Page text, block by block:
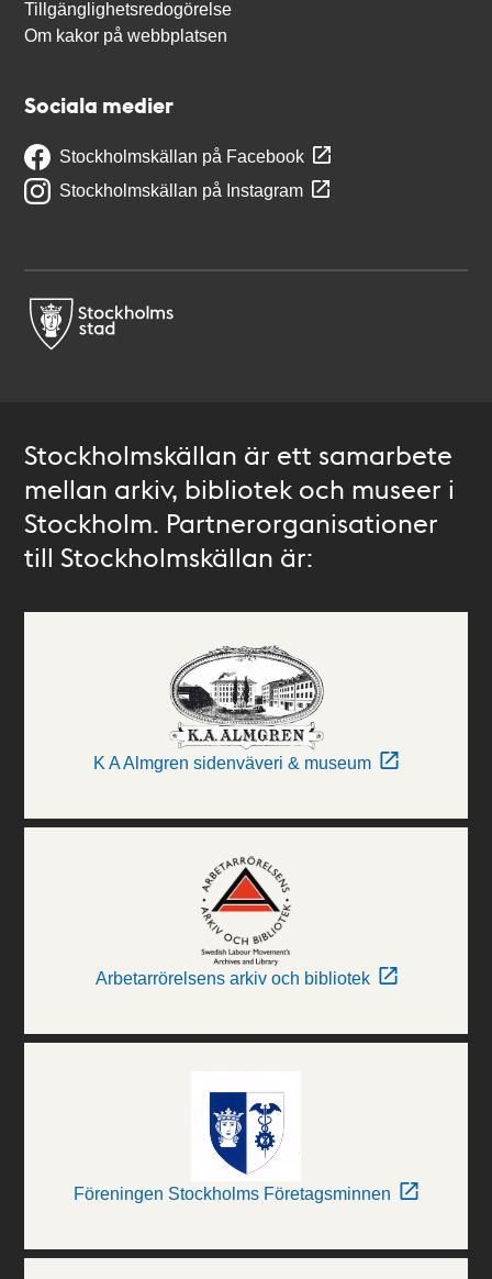
Tillgänglighetsredogörelse
Om kakor på webbplatsen
Sociala medier
Stockholmskällan på Facebook
Stockholmskällan på Instagram
Stockholmskällan är ett samarbete
mellan arkiv, bibliotek och museer i
Stockholm. Partnerorganisationer
till Stockholmskällan är:
K A Almgren sidenväveri & museum
Arbetarrörelsens arkiv och bibliotek
Föreningen Stockholms Företagsminnen